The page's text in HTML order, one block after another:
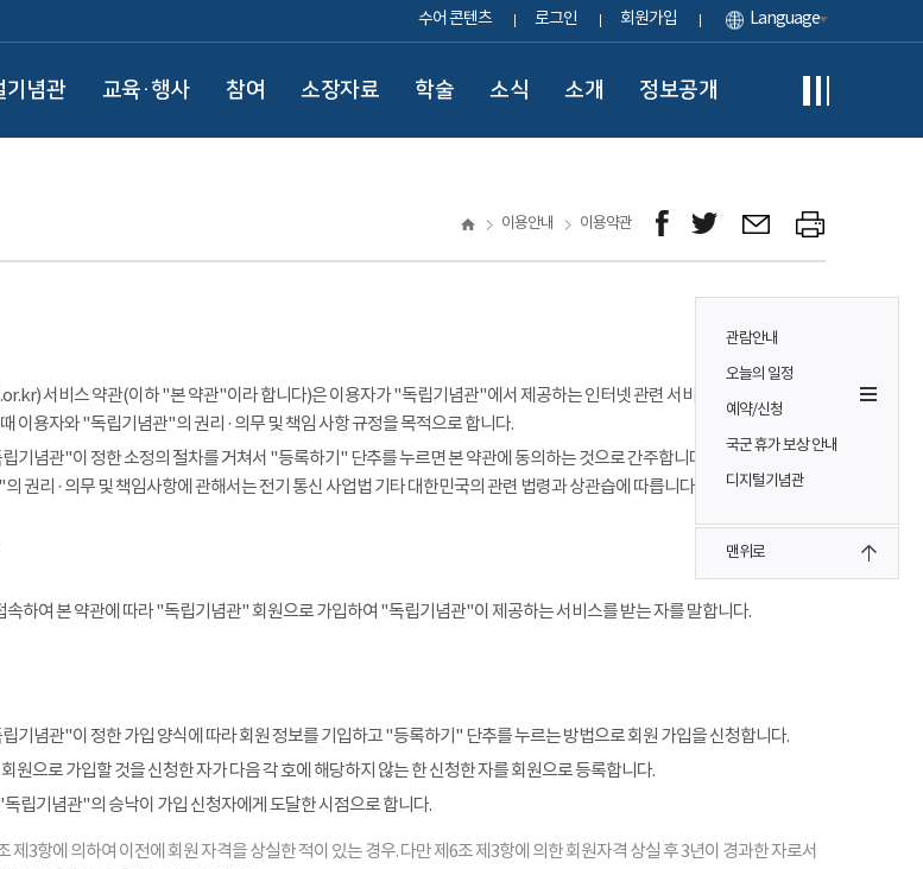
수어 콘텐츠 로그인 회원가입 Language
기념관 교육·행사 참여 소장자료 학술 소식 소개 정보공개
관람안내
오늘의 일정
예약/신청
국군 휴가 보상 안내
디지털기념관
맨위로
이용안내 이용약관
서비스 약관(이하 "본 약관"이라 합니다)은 이용자가 "독립기념관"에서 제공하는 인터넷 관련 서비스(이하
이용자와 "독립기념관"의 권리 · 의무 및 책임 사항 규정을 목적으로 합니다.
기념관"이 정한 소정의 절차를 거쳐서 "등록하기" 단추를 누르면 본 약관에 동의하는 것으로 간주합니다. 본 약관에 정하는
권리 · 의무 및 책임사항에 관해서는 전기 통신 사업법 기타 대한민국의 관련 법령과 상관습에 따릅니다.
하여 본 약관에 따라 "독립기념관" 회원으로 가입하여 "독립기념관"이 제공하는 서비스를 받는 자를 말합니다.
기념관"이 정한 가입 양식에 따라 회원 정보를 기입하고 "등록하기" 단추를 누르는 방법으로 회원 가입을 신청합니다.
원으로 가입할 것을 신청한 자가 다음 각 호에 해당하지 않는 한 신청한 자를 회원으로 등록합니다.
립기념관"의 승낙이 가입 신청자에게 도달한 시점으로 합니다.
제3항에 의하여 이전에 회원 자격을 상실한 적이 있는 경우. 다만 제6조 제3항에 의한 회원자격 상실 후 3년이 경과한 자로서